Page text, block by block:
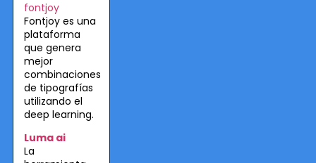
fontjoy
Fontjoy es una
plataforma
que genera
mejor
combinaciones
de tipografías
utilizando el
deep learning.
Luma ai
La